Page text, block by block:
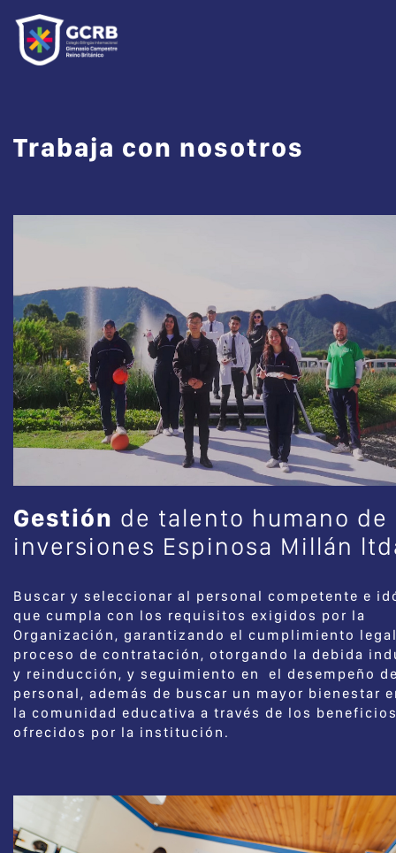
Trabaja con nosotros
Gestión de talento humano de
inversiones Espinosa Millán
Buscar y seleccionar al personal competente e
que cumpla con los requisitos exigidos por la
Organización, garantizando el cumplimiento
proceso de contratación, otorgando la debida
y reinducción, y seguimiento en el desempeño
personal, además de buscar un mayor bienestar
la comunidad educativa a través de los
ofrecidos por la institución.